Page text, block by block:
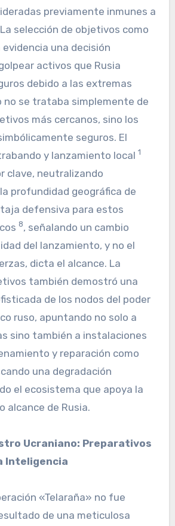
previamente inmunes a
La selección de objetivos como
evidencia una decisión
activos que Rusia
debido a las extremas
no se trataba simplemente de
más cercanos, sino los
seguros. El
y lanzamiento local 1
clave, neutralizando
profundidad geográfica de
defensiva para estos
8, señalando un cambio
del lanzamiento, y no el
dicta el alcance. La
también demostró una
de los nodos del poder
ruso, apuntando no solo a
sino también a instalaciones
y reparación como
una degradación
el ecosistema que apoya la
alcance de Rusia.
Ucraniano: Preparativos
Inteligencia
«Telaraña» no fue
de una meticulosa